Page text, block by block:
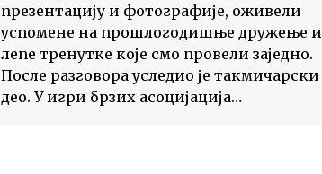
презентацију и фотографије, оживели
успомене на прошлогодишње дружење и
лепе тренутке које смо провели заједно.
После разговора уследио је такмичарски
део. У игри брзих асоцијација…